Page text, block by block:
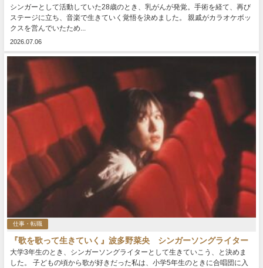
シンガーとして活動していた28歳のとき、乳がんが発覚。手術を経て、再び
ステージに立ち、音楽で生きていく覚悟を決めました。 親戚がカラオケボッ
クスを営んでいたため...
2026.07.06
仕事・転職
『歌を歌って生きていく』波多野菜央 シンガーソングライター
大学3年生のとき、シンガーソングライターとして生きていこう、と決めま
した。 子どもの頃から歌が好きだった私は、小学5年生のときに合唱団に入